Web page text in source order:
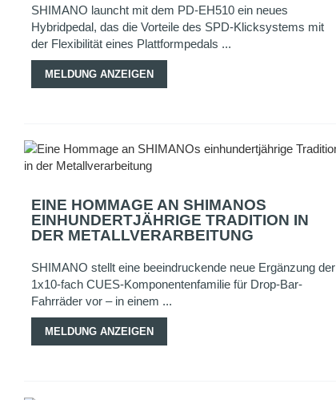
SHIMANO launcht mit dem PD-EH510 ein neues
Hybridpedal, das die Vorteile des SPD-Klicksystems mit
der Flexibilität eines Plattformpedals ...
MELDUNG ANZEIGEN
EINE HOMMAGE AN SHIMANOS
EINHUNDERTJÄHRIGE TRADITION IN
DER METALLVERARBEITUNG
SHIMANO stellt eine beeindruckende neue Ergänzung der
1x10-fach CUES-Komponentenfamilie für Drop-Bar-
Fahrräder vor – in einem ...
MELDUNG ANZEIGEN